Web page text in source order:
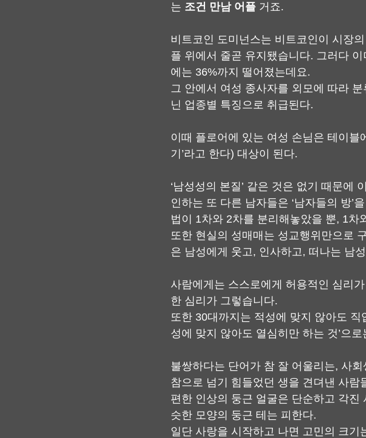
는 조건 만남 어플 거죠.
비트코인 도미넌스는 비트코인이 시장
플 위에서 줄곧 유지됐습니다. 그러다
에는 36%까지 떨어졌는데요.
그 안에서 여성 종사자를 외모에 따라
닌 업종별 특징으로 취급된다.
이때 플로어에 있는 여성 손님은 테이블
기’라고 한다) 대상이 된다.
‘남성성의 본질’ 같은 것은 없기 때문에
인하는 또 다른 남자들은 ‘남자들의 방’
법이 1차와 2차를 분리해놓았을 뿐, 1
또한 현실의 성매매는 성교행위만으로
은 남성에게 웃고, 인사하고, 떠나는 남
사람에게는 스스로에게 허용적인 심리
한 심리가 그렇습니다.
또한 30대까지는 적성에 맞지 않아도 직
성에 맞지 않아도 열심히만 하는 것’으
불쌍하다는 단어가 참 잘 어울리는, 사
참으로 넘기 힘들었던 생을 견뎌낸 사람
편한 인상의 둥근 얼굴은 단순하고 각진
슷한 모양의 둥근 테는 피한다.
일단 사랑을 시작하고 나면 고민의 크기